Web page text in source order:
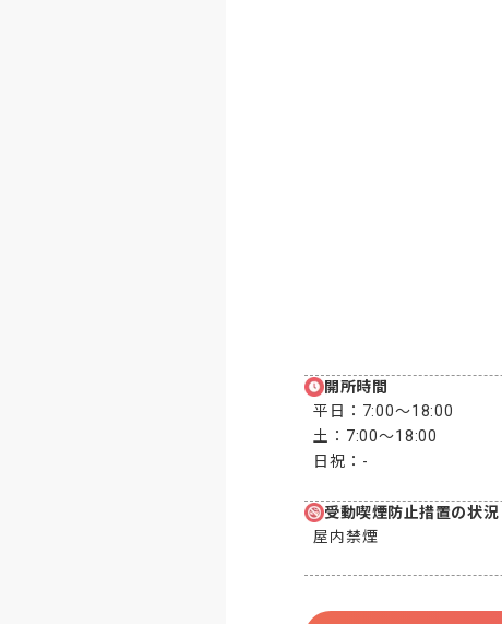
開所時間
平日： 7:00〜18:00
土： 7:00〜18:00
日祝： -
受動喫煙防止措置の状況
屋内禁煙